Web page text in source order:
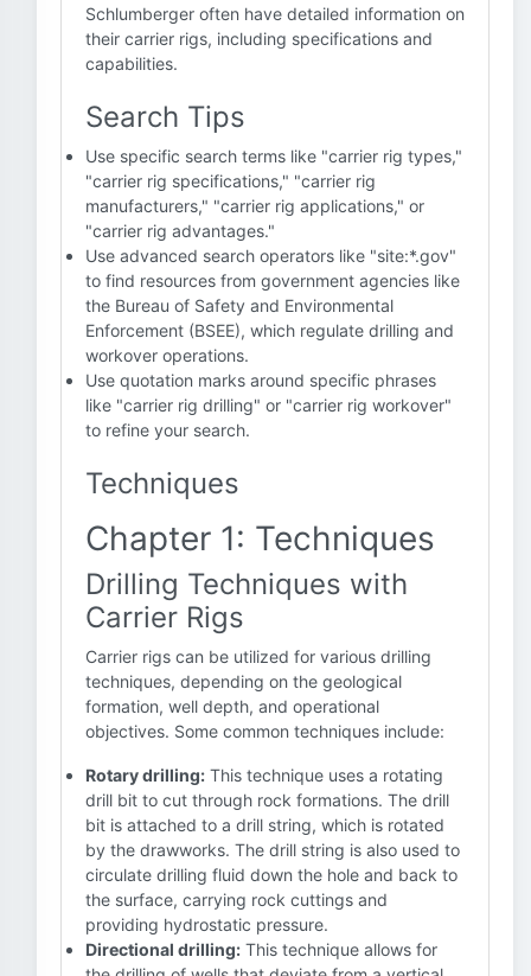
Schlumberger often have detailed information on
their carrier rigs, including specifications and
capabilities.
Search Tips
Use specific search terms like "carrier rig types,"
"carrier rig specifications," "carrier rig
manufacturers," "carrier rig applications," or
"carrier rig advantages."
Use advanced search operators like "site:*.gov"
to find resources from government agencies like
the Bureau of Safety and Environmental
Enforcement (BSEE), which regulate drilling and
workover operations.
Use quotation marks around specific phrases
like "carrier rig drilling" or "carrier rig workover"
to refine your search.
Techniques
Chapter 1: Techniques
Drilling Techniques with
Carrier Rigs
Carrier rigs can be utilized for various drilling
techniques, depending on the geological
formation, well depth, and operational
objectives. Some common techniques include:
Rotary drilling: This technique uses a rotating
drill bit to cut through rock formations. The drill
bit is attached to a drill string, which is rotated
by the drawworks. The drill string is also used to
circulate drilling fluid down the hole and back to
the surface, carrying rock cuttings and
providing hydrostatic pressure.
Directional drilling: This technique allows for